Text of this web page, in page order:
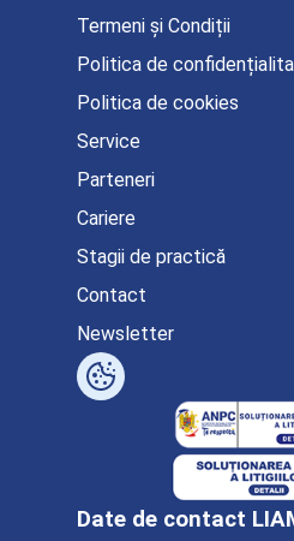
Date de contact
Termeni și Condiții
Politica de
Politica de cookies
Service
Parteneri
Cariere
Stagii de practică
Contact
Newsletter